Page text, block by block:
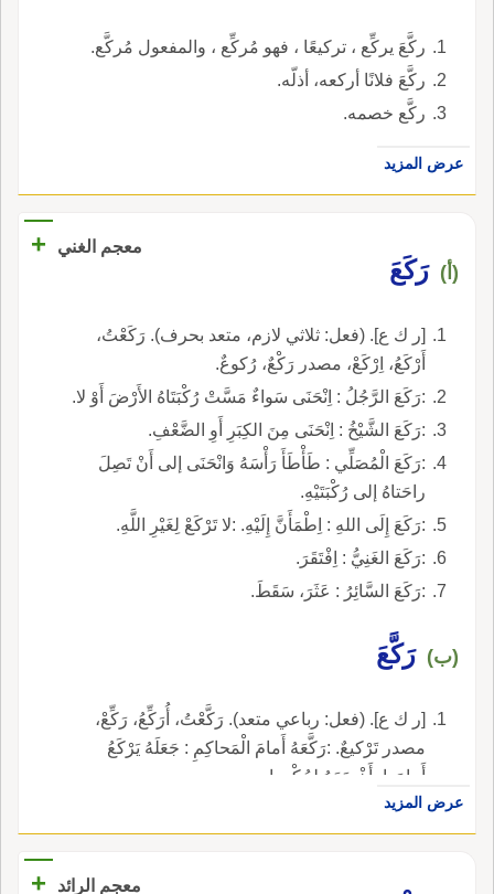
ركَّعَ يركِّع ، تركيعًا ، فهو مُركِّع ، والمفعول مُركَّع.
ركَّعَ فلانًا أركعه، أذلّه.
ركَّع خصمه.
عرض المزيد
معجم الغني +
(أ) رَكَعَ
[ر ك ع]. (فعل: ثلاثي لازم، متعد بحرف). رَكَعْتُ،
أَرْكَعُ، اِرْكَعْ، مصدر رَكْعٌ، رُكوعٌ.
:رَكَعَ الرَّجُلُ : اِنْحَنَى سَواءٌ مَسَّتْ رُكْبَتَاهُ الأَرْضَ أَوْ لا.
:رَكَعَ الشَّيْخُ : اِنْحَنَى مِنَ الكِبَرِ أَوِ الضَّعْفِ.
:رَكَعَ الْمُصَلِّي : طَأْطَأَ رَأْسَهُ وَانْحَنَى إلى أَنْ تَصِلَ
راحَتاهُ إلى رُكْبَتَيْهِ.
:رَكَعَ إِلَى اللهِ : اِطْمَأَنَّ إِلَيْهِ. :لا تَرْكَعْ لِغَيْرِ اللَّهِ.
:رَكَعَ الغَنِيُّ : اِفْتَقَرَ.
:رَكَعَ السَّائِرُ : عَثَرَ، سَقَطَ.
(ب) رَكَّعَ
[ر ك ع]. (فعل: رباعي متعد). رَكَّعْتُ، أُرَكِّعُ، رَكِّعْ،
مصدر تَرْكيعٌ. :رَكَّعَهُ أَمامَ الْمَحاكِمِ : جَعَلَهُ يَرْكَعُ
أَمامَها، أَخْضَعَهُ لِحُكْمِها.
عرض المزيد
معجم الرائد +